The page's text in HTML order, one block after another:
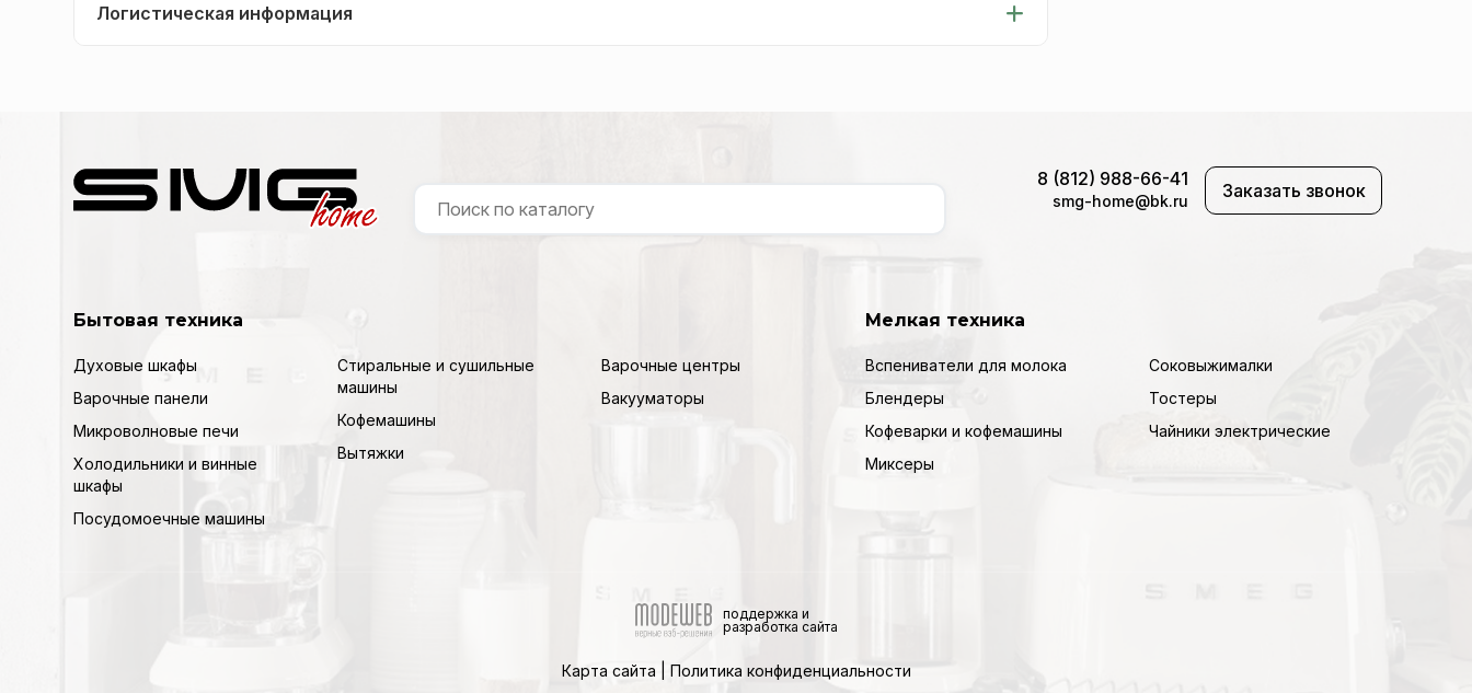
Логистическая информация
8 (812) 988-66-41
smg-home@bk.ru Заказать звонок
Бытовая техника
Духовые шкафы
Варочные панели
Микроволновые печи
Холодильники и винные
шкафы
Посудомоечные машины
Стиральные и сушильные
машины
Кофемашины
Вытяжки
Варочные центры
Вакууматоры
Мелкая техника
Вспениватели для молока
Блендеры
Кофеварки и кофемашины
Миксеры
Соковыжималки
Тостеры
Чайники электрические
поддержка и
разработка сайта
Карта сайта Политика конфиденциальности